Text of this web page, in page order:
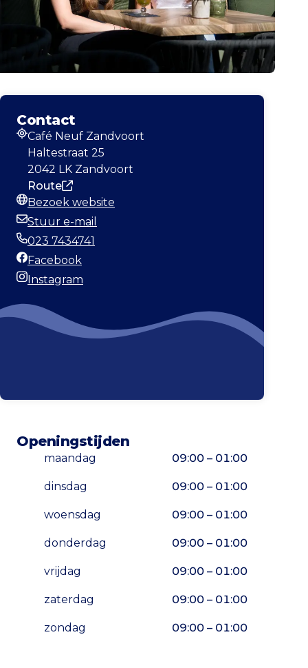
Contact
Adres
Café Neuf Zandvoort
Haltestraat 25
2042 LK Zandvoort
Route
Website
Bezoek website
E-mailadres
Stuur e-mail
Telefoonnummer
023 7434741
Facebook
Facebook
Instagram
Instagram
Openingstijden
maandag 09:00 – 01:00
dinsdag 09:00 – 01:00
woensdag 09:00 – 01:00
donderdag 09:00 – 01:00
vrijdag 09:00 – 01:00
zaterdag 09:00 – 01:00
zondag 09:00 – 01:00